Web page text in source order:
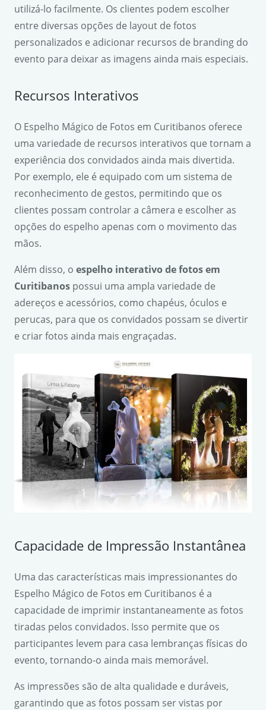
utilizá-lo facilmente. Os clientes podem escolher
entre diversas opções de layout de fotos
personalizados e adicionar recursos de branding do
evento para deixar as imagens ainda mais especiais.
Recursos Interativos
O Espelho Mágico de Fotos em Curitibanos oferece
uma variedade de recursos interativos que tornam a
experiência dos convidados ainda mais divertida.
Por exemplo, ele é equipado com um sistema de
reconhecimento de gestos, permitindo que os
clientes possam controlar a câmera e escolher as
opções do espelho apenas com o movimento das
mãos.
Além disso, o espelho interativo de fotos em
Curitibanos possui uma ampla variedade de
adereços e acessórios, como chapéus, óculos e
perucas, para que os convidados possam se divertir
e criar fotos ainda mais engraçadas.
Capacidade de Impressão Instantânea
Uma das características mais impressionantes do
Espelho Mágico de Fotos em Curitibanos é a
capacidade de imprimir instantaneamente as fotos
tiradas pelos convidados. Isso permite que os
participantes levem para casa lembranças físicas do
evento, tornando-o ainda mais memorável.
As impressões são de alta qualidade e duráveis,
garantindo que as fotos possam ser vistas por